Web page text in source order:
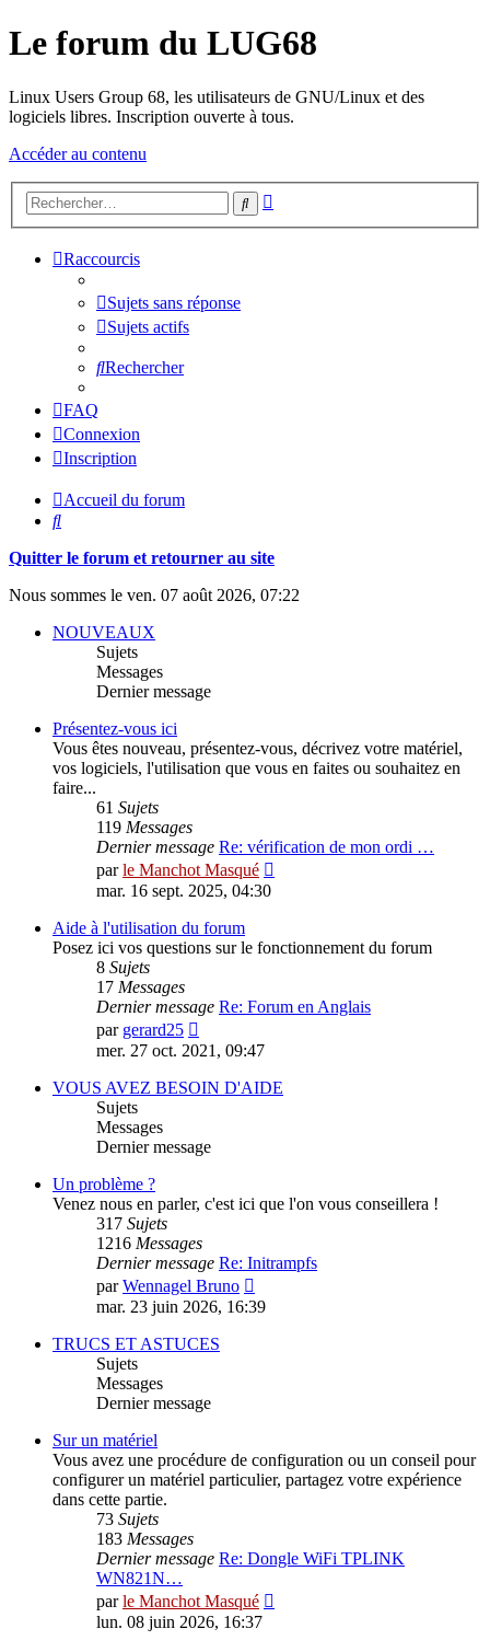
Le forum du LUG68
Linux Users Group 68, les utilisateurs de GNU/Linux et des
logiciels libres. Inscription ouverte à tous.
Accéder au contenu
Rechercher
Raccourcis
Sujets sans réponse
Sujets actifs
Rechercher
FAQ
Connexion
Inscription
Accueil du forum
Rechercher
Quitter le forum et retourner au site
Nous sommes le ven. 07 août 2026, 07:22
NOUVEAUX
Sujets
Messages
Dernier message
Présentez-vous ici
Vous êtes nouveau, présentez-vous, décrivez votre matériel,
vos logiciels, l'utilisation que vous en faites ou souhaitez en
faire...
61 Sujets
119 Messages
Dernier message Re: vérification de mon ordi …
parle Manchot Masqué
mar. 16 sept. 2025, 04:30
Aide à l'utilisation du forum
Posez ici vos questions sur le fonctionnement du forum
8 Sujets
17 Messages
Dernier message Re: Forum en Anglais
par gerard25
le
message
mer. 27 oct. 2021, 09:47
VOUS AVEZ BESOIN D'AIDE
Sujets
Messages
Dernier message
Un problème ?
Venez nous en parler, c'est ici que l'on vous conseillera !
317 Sujets
1216 Messages
Dernier message Re: Initrampfs
parWennagel Bruno
le
mar. 23 juin 2026, 16:39
TRUCS ET ASTUCES
Sujets
Messages
Dernier message
Sur un matériel
Vous avez une procédure de configuration ou un conseil pour
configurer un matériel particulier, partagez votre expérience
dans cette partie.
73 Sujets
183 Messages
Dernier message Re: Dongle WiFi TPLINK
WN821N…
parle Manchot Masqué
lun. 08 juin 2026, 16:37